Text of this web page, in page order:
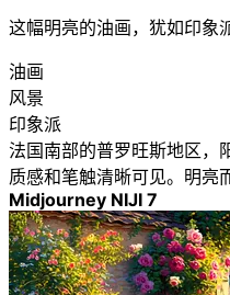
这幅明亮的油画，犹如印象
油画
风景
印象派
法国南部的普罗旺斯地区，
质感和笔触清晰可见。明亮
Midjourney NIJI 7